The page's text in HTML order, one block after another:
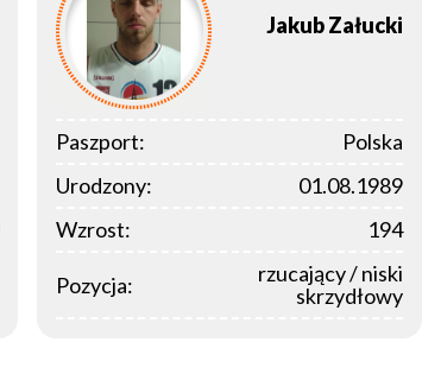
JakubZałucki
Paszport:
Polska
Urodzony:
01.08.1989
Wzrost:
194
Pozycja:
rzucający / niski
skrzydłowy